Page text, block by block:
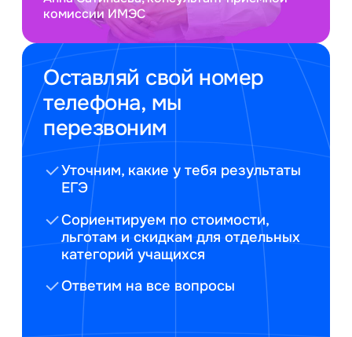
Оставляй свой номер
телефона, мы
перезвоним
Уточним, какие у тебя результаты
ЕГЭ
Сориентируем по стоимости,
льготам и скидкам для отдельных
категорий учащихся
Ответим на все вопросы
комиссии ИМЭС